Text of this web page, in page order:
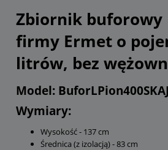
Zbiornik buforowy
firmy Ermet o
litrów, bez
Model: BuforLPion400SKAJ
Wymiary:
Wysokość - 137 cm
Średnica (z izolacją) - 83 cm